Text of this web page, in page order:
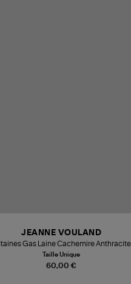
60,00 €
JEANNE VOULAND
Gas Laine Cachemire Anthracite
Taille Unique